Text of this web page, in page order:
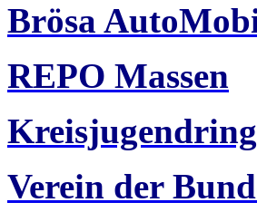
Brösa
REPO Massen
Verein der